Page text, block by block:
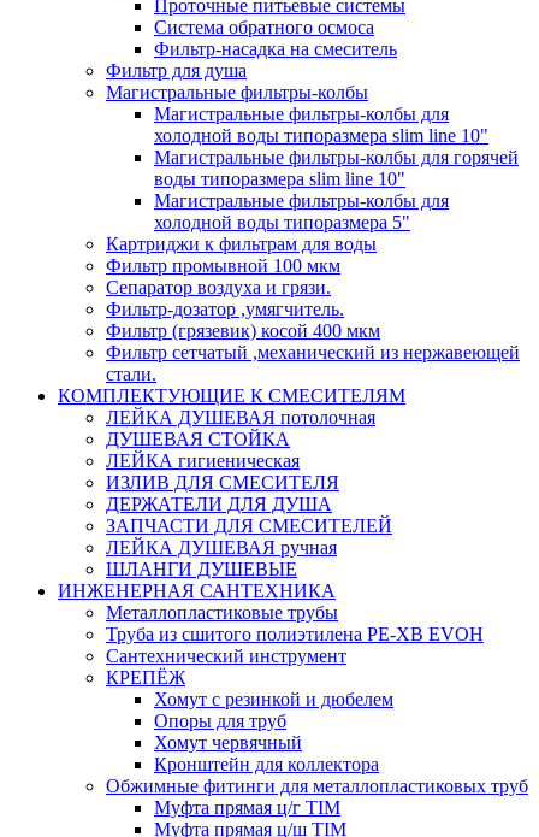
Проточные питьевые системы
Система обратного осмоса
Фильтр-насадка на смеситель
Фильтр для душа
Магистральные фильтры-колбы
Магистральные фильтры-колбы для
холодной воды типоразмера slim line 10"
Магистральные фильтры-колбы для горячей
воды типоразмера slim line 10"
Магистральные фильтры-колбы для
холодной воды типоразмера 5"
Картриджи к фильтрам для воды
Фильтр промывной 100 мкм
Сепаратор воздуха и грязи.
Фильтр-дозатор ,умягчитель.
Фильтр (грязевик) косой 400 мкм
Фильтр сетчатый ,механический из нержавеющей
стали.
КОМПЛЕКТУЮЩИЕ К СМЕСИТЕЛЯМ
ЛЕЙКА ДУШЕВАЯ потолочная
ДУШЕВАЯ СТОЙКА
ЛЕЙКА гигиеническая
ИЗЛИВ ДЛЯ СМЕСИТЕЛЯ
ДЕРЖАТЕЛИ ДЛЯ ДУША
ЗАПЧАСТИ ДЛЯ СМЕСИТЕЛЕЙ
ЛЕЙКА ДУШЕВАЯ ручная
ШЛАНГИ ДУШЕВЫЕ
ИНЖЕНЕРНАЯ САНТЕХНИКА
Металлопластиковые трубы
Труба из сшитого полиэтилена PE-XB EVOH
Сантехнический инструмент
КРЕПЁЖ
Хомут с резинкой и дюбелем
Опоры для труб
Хомут червячный
Кронштейн для коллектора
Обжимные фитинги для металлопластиковых труб
Муфта прямая ц/г TIM
Муфта прямая ц/ш TIM